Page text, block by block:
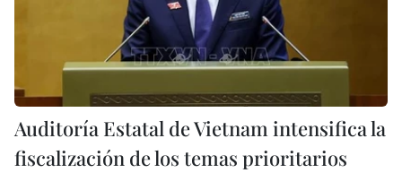
Auditoría Estatal de Vietnam intensifica la
fiscalización de los temas prioritarios